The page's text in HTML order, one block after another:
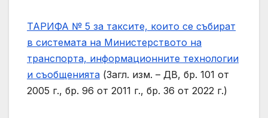
ТАРИФА № 5 за таксите, които се събират
в системата на Министерството на
транспорта, информационните технологии
и съобщенията (Загл. изм. – ДВ, бр. 101 от
2005 г., бр. 96 от 2011 г., бр. 36 от 2022 г.)